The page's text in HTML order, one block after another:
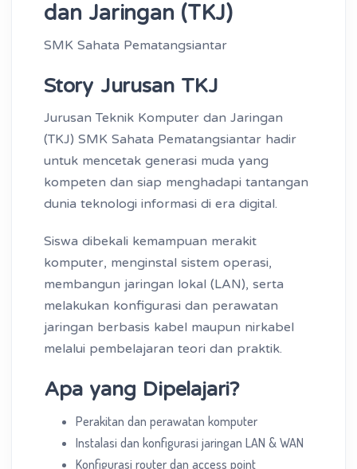
dan Jaringan (TKJ)
SMK Sahata Pematangsiantar
Story Jurusan TKJ
Jurusan Teknik Komputer dan Jaringan
(TKJ) SMK Sahata Pematangsiantar hadir
untuk mencetak generasi muda yang
kompeten dan siap menghadapi tantangan
dunia teknologi informasi di era digital.
Siswa dibekali kemampuan merakit
komputer, menginstal sistem operasi,
membangun jaringan lokal (LAN), serta
melakukan konfigurasi dan perawatan
jaringan berbasis kabel maupun nirkabel
melalui pembelajaran teori dan praktik.
Apa yang Dipelajari?
Perakitan dan perawatan komputer
Instalasi dan konfigurasi jaringan LAN & WAN
Konfigurasi router dan access point